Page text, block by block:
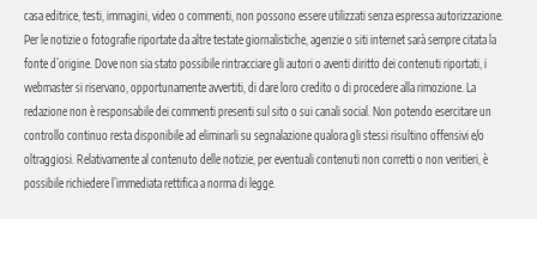
casa editrice, testi, immagini, video o commenti, non possono essere utilizzati senza espressa autorizzazione.
Per le notizie o fotografie riportate da altre testate giornalistiche, agenzie o siti internet sarà sempre citata la
fonte d’origine. Dove non sia stato possibile rintracciare gli autori o aventi diritto dei contenuti riportati, i
webmaster si riservano, opportunamente avvertiti, di dare loro credito o di procedere alla rimozione. La
redazione non è responsabile dei commenti presenti sul sito o sui canali social. Non potendo esercitare un
controllo continuo resta disponibile ad eliminarli su segnalazione qualora gli stessi risultino offensivi e/o
oltraggiosi. Relativamente al contenuto delle notizie, per eventuali contenuti non corretti o non veritieri, è
possibile richiedere l’immediata rettifica a norma di legge.